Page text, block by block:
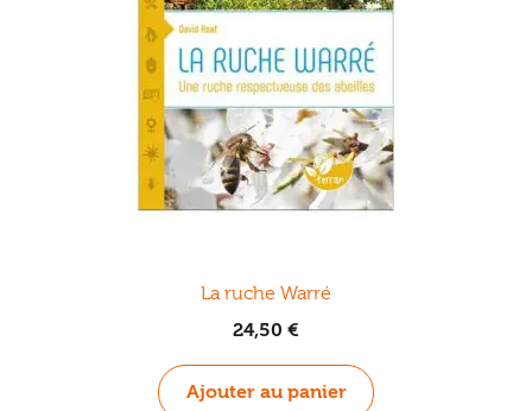
La ruche Warré
24,50 €
Ajouter au panier